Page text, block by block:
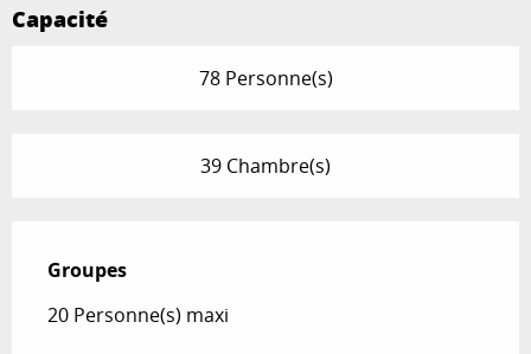
Capacité
78 Personne(s)
39 Chambre(s)
Groupes
Groupes
20 Personne(s) maxi